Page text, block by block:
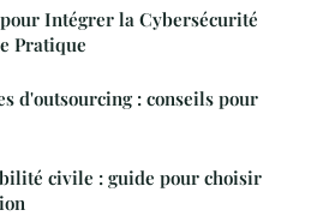
Intégrer la Cybersécurité
Pratique
d'outsourcing : conseils pour
civile : guide pour choisir